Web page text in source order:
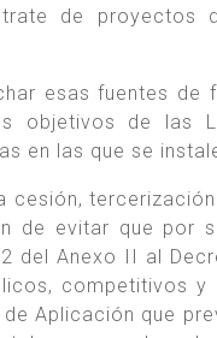
trate de
esas fuentes
objetivos de las
en las que se
cesión,
evitar que por
del Anexo II al
competitivos
Aplicación que